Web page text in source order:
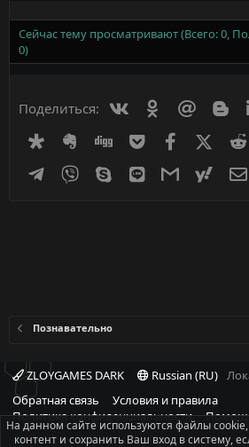
Сейчас тему просматривают (Всего: 0,
0)
Поделиться: Вконтакте Mail.ru
DiasporaEvernoteDigg GetpocketFacebook
X
Telegram
Viber Skype Line Gmail
Познавательно
ZLOYGAMES DARK Russian (RU)
Обратная связь
Условия и правила
Политика конфиденциальности
При полном или частичном
На данном сайте используются файлы
контент и сохранить Ваш вход в систему,